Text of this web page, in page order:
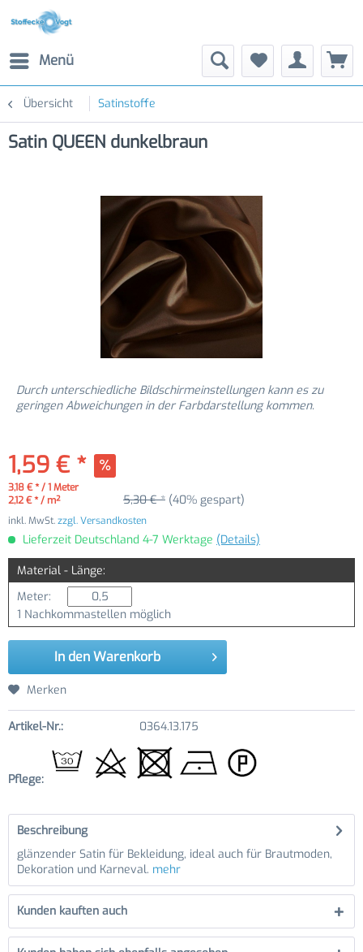
Menü
Übersicht Satinstoffe
Satin QUEEN dunkelbraun
Durch unterschiedliche Bildschirmeinstellungen kann es zu
geringen Abweichungen in der Farbdarstellung kommen.
1,59 € *
3,18 € * / 1 Meter
2,12 € * / m²
5,30 € * (40% gespart)
inkl. MwSt.zzgl. Versandkosten
Lieferzeit Deutschland 4-7 Werktage (Details)
Material - Länge:
Meter:
1 Nachkommastellen möglich
In den Warenkorb
Merken
Artikel-Nr.: 0364.13.175
Pflege:
Beschreibung
glänzender Satin für Bekleidung, ideal auch für Brautmoden,
Dekoration und Karneval. mehr
Kunden kauften auch